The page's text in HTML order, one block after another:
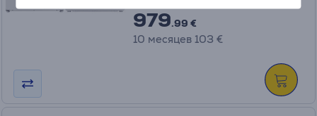
979.99 €
10 месяцев 103 €